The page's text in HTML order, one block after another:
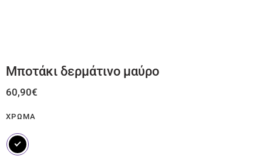
Μποτάκι δερμάτινο μαύρο
60,90€
ΧΡΏΜΑ